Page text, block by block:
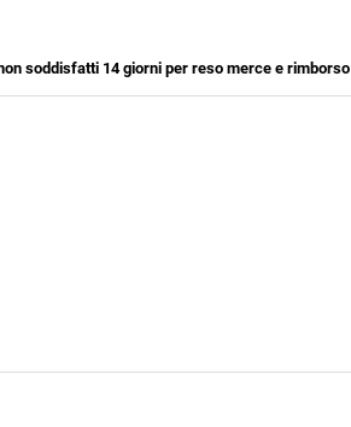
soddisfatti 14 giorni per reso merce e rimborso